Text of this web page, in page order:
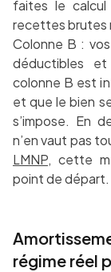
faites le
recettes brutes
Colonne B :
déductibles
colonne B est
et que le bien
s’impose. En
n’en vaut pas
LMNP, cette
point de départ.
régime réel